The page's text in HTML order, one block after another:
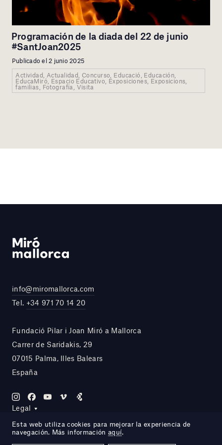
Programación de la diada del 22 de junio
#SantJoan2025
Publicado el 2 junio 2025
Actividad, Actualidad, Concurso, Educació, Educación,
EducaMiró, Espacio Educativo, Exposiciones, Exposicions,
familias, Fotografía, Visita
info@miromallorca.com
Tel. +34 971 70 14 20
Fundació Pilar i Joan Miró a Mallorca
Carrer de Saridakis, 29
07015 Palma, Illes Balears
España
Legal
Esta web utiliza cookies para mejorar la experiencia de
navegación. Más información aquí.